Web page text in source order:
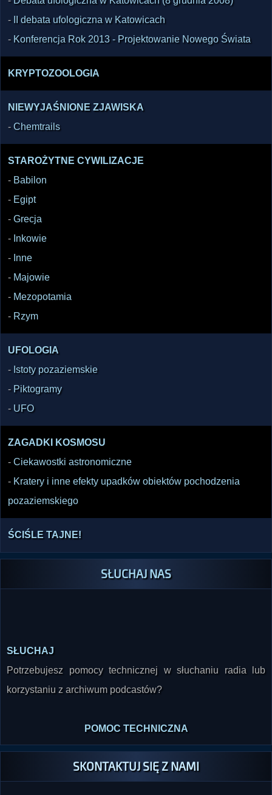
- II debata ufologiczna w Katowicach
- Konferencja Rok 2013 - Projektowanie Nowego Świata
KRYPTOZOOLOGIA
NIEWYJAŚNIONE ZJAWISKA
-Chemtrails
STAROŻYTNE CYWILIZACJE
- Babilon
- Egipt
- Grecja
- Inkowie
- Inne
- Majowie
- Mezopotamia
- Rzym
UFOLOGIA
- Istoty pozaziemskie
- Piktogramy
- UFO
ZAGADKI KOSMOSU
- Ciekawostki astronomiczne
- Kratery i inne efekty upadków obiektów pochodzenia
pozaziemskiego
ŚCIŚLE TAJNE!
SŁUCHAJ NAS
SŁUCHAJ
Potrzebujesz pomocy technicznej w słuchaniu radia lub
korzystaniu z archiwum podcastów?
POMOC TECHNICZNA
SKONTAKTUJ SIĘ Z NAMI